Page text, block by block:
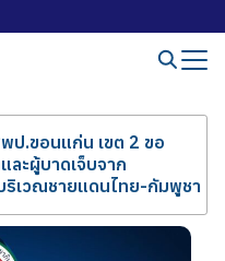
ป.ขอนแก่น เขต 2 ขอ
ละผู้บาดเจ็บจาก
เวณชายแดนไทย-กัมพูชา